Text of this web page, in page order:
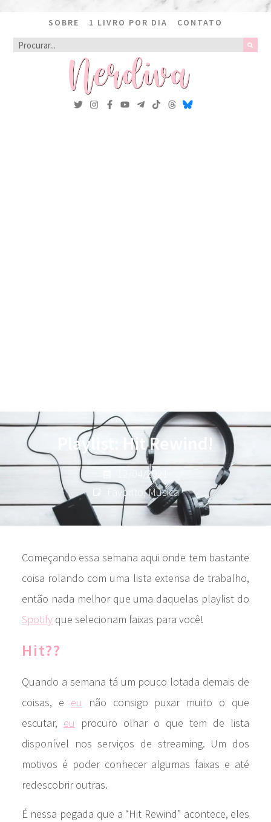
SOBRE 1 LIVRO POR DIA CONTATO
Playlist: Hit Rewind!
12/04/2021
Favorito
,Música
Começando essa semana aqui onde tem bastante
coisa rolando com uma lista extensa de trabalho,
então nada melhor que uma daquelas playlist do
Spotifyque selecionam faixas para você!
Hit??
Quando a semana tá um pouco lotada demais de
coisas, e eu não consigo puxar muito o que
escutar, eu procuro olhar o que tem de lista
disponível nos serviços de streaming. Um dos
motivos é poder conhecer algumas faixas e até
redescobrir outras.
É nessa pegada que a “Hit Rewind” acontece, eles